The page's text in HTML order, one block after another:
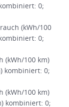
0;
(kWh/100
0;
(kWh/100 km)
kombiniert: 0;
(kWh/100 km)
kombiniert: 0;